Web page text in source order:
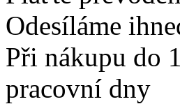
Odesíláme
Při nákupu do
pracovní dny